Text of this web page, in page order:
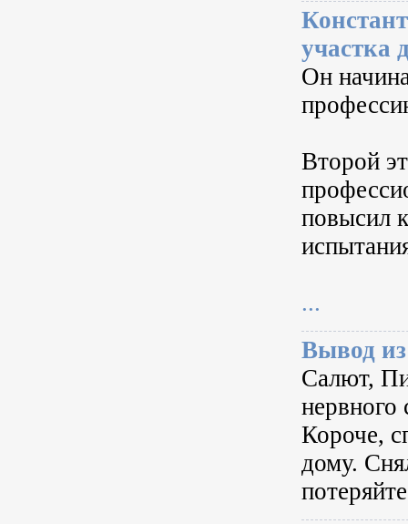
участка
Он
Второй
повысил
...
Вывод
Салют,
Короче,
дому.